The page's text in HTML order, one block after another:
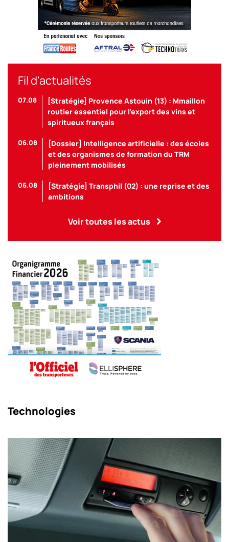
Fil d'actualités
07.08
[Stratégie] Provence Astouin (13) : Mmaillon
routier essentiel pour l’export des vins et
spiritueux français
06.08
[Dossier] Intelligence artificielle : des écoles
et des organismes de formation du TRM
pleinement mobilisés
06.08
[Stratégie] Transphil (02) : une reprise et des
ambitions
Voir toutes les actus
Technologies